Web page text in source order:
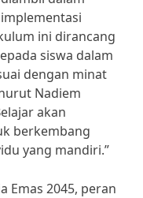
ini dirancang
siswa dalam
dengan minat
Nadiem
akan
berkembang
yang mandiri.”
Emas 2045, peran